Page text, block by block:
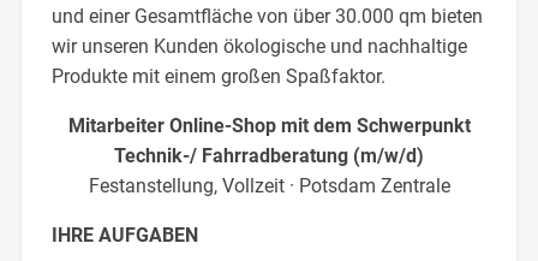
und einer Gesamtfläche von über 30.000 qm bieten
wir unseren Kunden ökologische und nachhaltige
Produkte mit einem großen Spaßfaktor.
Mitarbeiter Online-Shop mit dem Schwerpunkt
Technik-/ Fahrradberatung (m/w/d)
Festanstellung, Vollzeit · Potsdam Zentrale
IHRE AUFGABEN